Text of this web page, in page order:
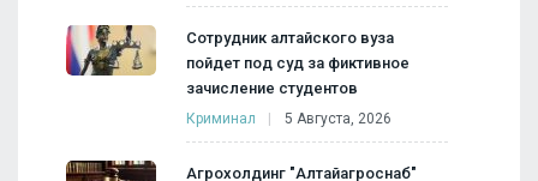
Сотрудник алтайского вуза
пойдет под суд за фиктивное
зачисление студентов
Криминал 5 Августа, 2026
Агрохолдинг "Алтайагроснаб"